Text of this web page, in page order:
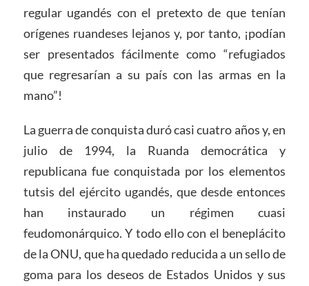
regular ugandés con el pretexto de que tenían
orígenes ruandeses lejanos y, por tanto, ¡podían
ser presentados fácilmente como “refugiados
que regresarían a su país con las armas en la
mano”!
La guerra de conquista duró casi cuatro años y, en
julio de 1994, la Ruanda democrática y
republicana fue conquistada por los elementos
tutsis del ejército ugandés, que desde entonces
han instaurado un régimen cuasi
feudomonárquico. Y todo ello con el beneplácito
de la ONU, que ha quedado reducida a un sello de
goma para los deseos de Estados Unidos y sus